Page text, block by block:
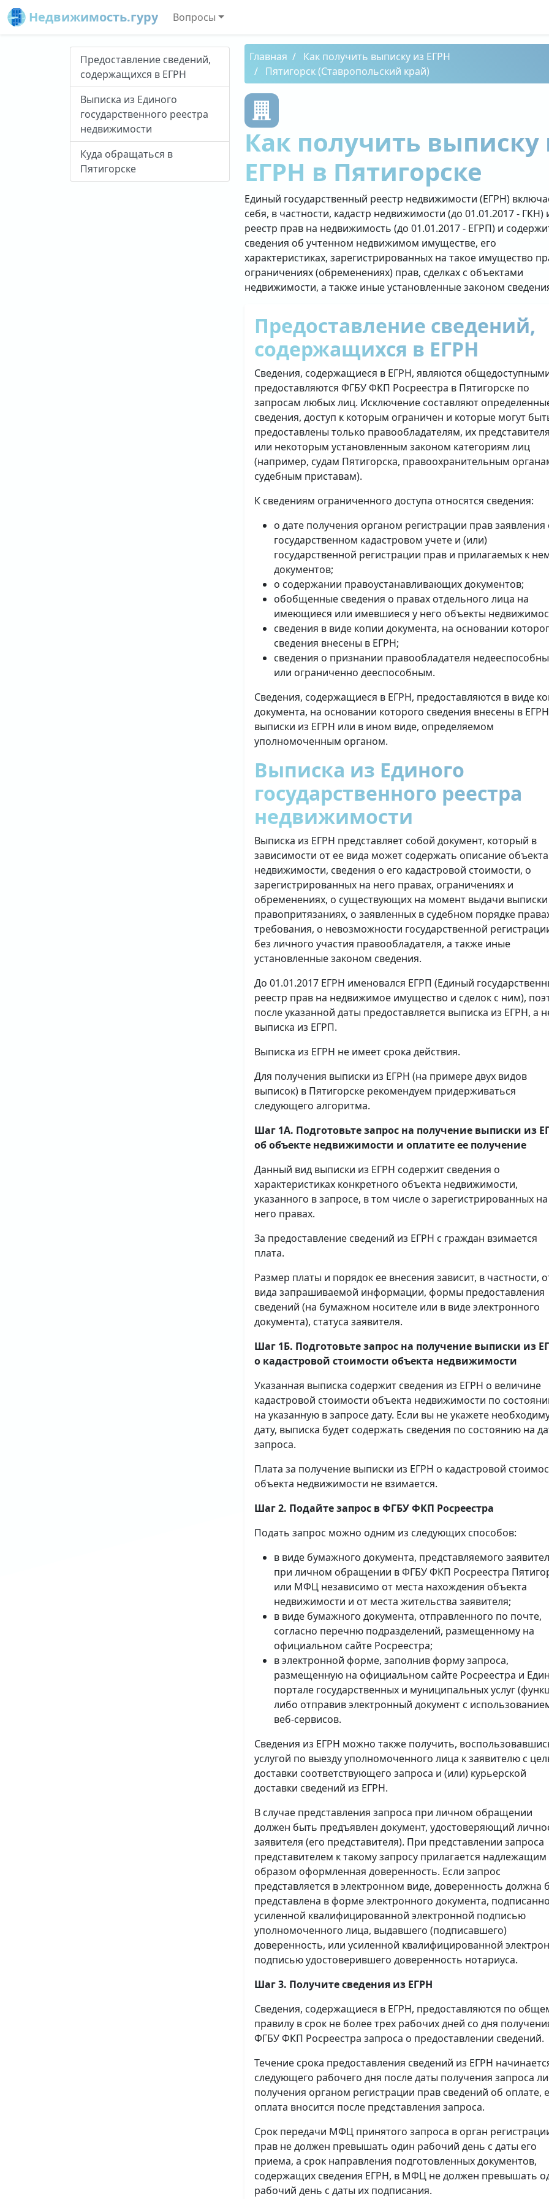
Недвижимость.гуру Вопросы
Предоставление сведений,
содержащихся в ЕГРН
Выписка из Единого
государственного реестра
недвижимости
Куда обращаться в
Пятигорске
Главная
Как получить выписку из ЕГРН
Пятигорск (Ставропольский край)
Как получить выписку
ЕГРН в Пятигорске
Единый государственный реестр недвижимости (ЕГРН)
себя, в частности, кадастр недвижимости (до 01.01.2017 - ГКН)
реестр прав на недвижимость (до 01.01.2017 - ЕГРП) и
сведения об учтенном недвижимом имуществе, его
характеристиках, зарегистрированных на такое имущество
ограничениях (обременениях) прав, сделках с объектами
недвижимости, а также иные установленные законом
Предоставление сведений,
содержащихся в ЕГРН
Сведения, содержащиеся в ЕГРН, являются
предоставляются ФГБУ ФКП Росреестра в Пятигорске по
запросам любых лиц. Исключение составляют
сведения, доступ к которым ограничен и которые могут
предоставлены только правообладателям, их
или некоторым установленным законом категориям лиц
(например, судам Пятигорска, правоохранительным
судебным приставам).
К сведениям ограниченного доступа относятся сведения:
о дате получения органом регистрации прав заявления
государственном кадастровом учете и (или)
государственной регистрации прав и прилагаемых к
документов;
о содержании правоустанавливающих документов;
обобщенные сведения о правах отдельного лица на
имеющиеся или имевшиеся у него объекты
сведения в виде копии документа, на основании
сведения внесены в ЕГРН;
сведения о признании правообладателя
или ограниченно дееспособным.
Сведения, содержащиеся в ЕГРН, предоставляются в виде
документа, на основании которого сведения внесены в
выписки из ЕГРН или в ином виде, определяемом
уполномоченным органом.
Выписка из Единого
государственного реестра
недвижимости
Выписка из ЕГРН представляет собой документ, который в
зависимости от ее вида может содержать описание объекта
недвижимости, сведения о его кадастровой стоимости, о
зарегистрированных на него правах, ограничениях и
обременениях, о существующих на момент выдачи выписки
правопритязаниях, о заявленных в судебном порядке
требования, о невозможности государственной
без личного участия правообладателя, а также иные
установленные законом сведения.
До 01.01.2017 ЕГРН именовался ЕГРП (Единый
реестр прав на недвижимое имущество и сделок с ним),
после указанной даты предоставляется выписка из ЕГРН, а
выписка из ЕГРП.
Выписка из ЕГРН не имеет срока действия.
Для получения выписки из ЕГРН (на примере двух видов
выписок) в Пятигорске рекомендуем придерживаться
следующего алгоритма.
Шаг 1А. Подготовьте запрос на получение выписки из
об объекте недвижимости и оплатите ее получение
Данный вид выписки из ЕГРН содержит сведения о
характеристиках конкретного объекта недвижимости,
указанного в запросе, в том числе о зарегистрированных на
него правах.
За предоставление сведений из ЕГРН с граждан взимается
плата.
Размер платы и порядок ее внесения зависит, в частности,
вида запрашиваемой информации, формы предоставления
сведений (на бумажном носителе или в виде электронного
документа), статуса заявителя.
Шаг 1Б. Подготовьте запрос на получение выписки из
о кадастровой стоимости объекта недвижимости
Указанная выписка содержит сведения из ЕГРН о величине
кадастровой стоимости объекта недвижимости по
на указанную в запросе дату. Если вы не укажете
дату, выписка будет содержать сведения по состоянию на
запроса.
Плата за получение выписки из ЕГРН о кадастровой
объекта недвижимости не взимается.
Шаг 2. Подайте запрос в ФГБУ ФКП Росреестра
Подать запрос можно одним из следующих способов:
в виде бумажного документа, представляемого
при личном обращении в ФГБУ ФКП Росреестра
или МФЦ независимо от места нахождения объекта
недвижимости и от места жительства заявителя;
в виде бумажного документа, отправленного по почте,
согласно перечню подразделений, размещенному на
официальном сайте Росреестра;
в электронной форме, заполнив форму запроса,
размещенную на официальном сайте Росреестра и
портале государственных и муниципальных услуг
либо отправив электронный документ с
веб-сервисов.
Сведения из ЕГРН можно также получить,
услугой по выезду уполномоченного лица к заявителю с
доставки соответствующего запроса и (или) курьерской
доставки сведений из ЕГРН.
В случае представления запроса при личном обращении
должен быть предъявлен документ, удостоверяющий
заявителя (его представителя). При представлении запроса
представителем к такому запросу прилагается надлежащим
образом оформленная доверенность. Если запрос
представляется в электронном виде, доверенность должна
представлена в форме электронного документа,
усиленной квалифицированной электронной подписью
уполномоченного лица, выдавшего (подписавшего)
доверенность, или усиленной квалифицированной
подписью удостоверившего доверенность нотариуса.
Шаг 3. Получите сведения из ЕГРН
Сведения, содержащиеся в ЕГРН, предоставляются по
правилу в срок не более трех рабочих дней со дня
ФГБУ ФКП Росреестра запроса о предоставлении сведений.
Течение срока предоставления сведений из ЕГРН
следующего рабочего дня после даты получения запроса
получения органом регистрации прав сведений об оплате,
оплата вносится после представления запроса.
Срок передачи МФЦ принятого запроса в орган
прав не должен превышать один рабочий день с даты его
приема, а срок направления подготовленных документов,
содержащих сведения ЕГРН, в МФЦ не должен превышать
рабочий день с даты их подписания.